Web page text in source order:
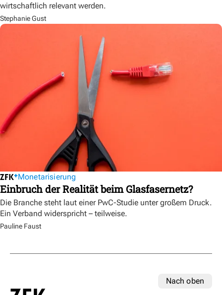
wirtschaftlich relevant werden.
Stephanie Gust
Monetarisierung
Einbruch der Realität beim Glasfasernetz?
Die Branche steht laut einer PwC-Studie unter großem Druck.
Ein Verband widerspricht – teilweise.
Pauline Faust
Nach oben